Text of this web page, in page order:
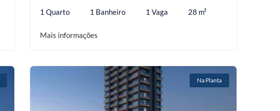
1 Quarto 1 Banheiro 1 Vaga 28 m²
Mais informações
Na Planta